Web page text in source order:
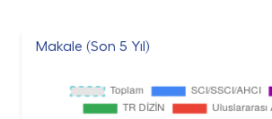
Makale (Son 5 Yıl)